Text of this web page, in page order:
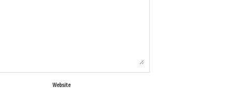
Website